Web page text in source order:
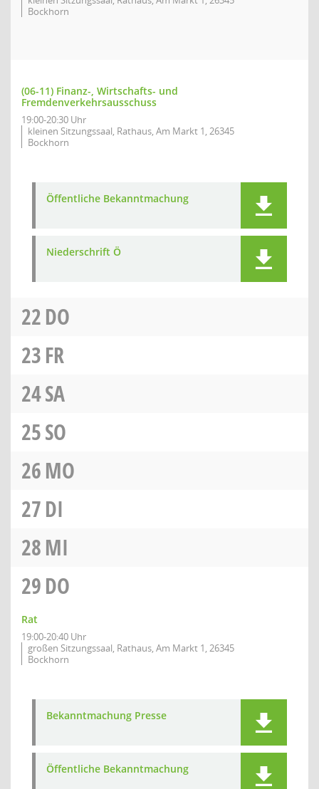
Bockhorn
(06-11) Finanz-, Wirtschafts- und
Fremdenverkehrsausschuss
19:00-20:30 Uhr
kleinen Sitzungssaal, Rathaus, Am Markt 1, 26345
Bockhorn
Öffentliche Bekanntmachung
Niederschrift Ö
22DO
23FR
24SA
25SO
26MO
27DI
28MI
29DO
Rat
19:00-20:40 Uhr
großen Sitzungssaal, Rathaus, Am Markt 1, 26345
Bockhorn
Bekanntmachung Presse
Öffentliche Bekanntmachung